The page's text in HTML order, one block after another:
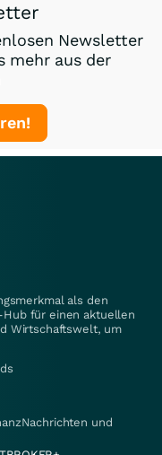
Newsletter
mehr aus der
als den
Hub für einen aktuellen
Wirtschaftswelt, um
und